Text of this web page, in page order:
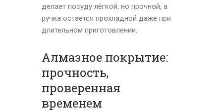
делает посуду лёгкой, но прочной, а
ручка остается прохладной даже при
длительном приготовлении.
Алмазное покрытие:
прочность,
проверенная
временем